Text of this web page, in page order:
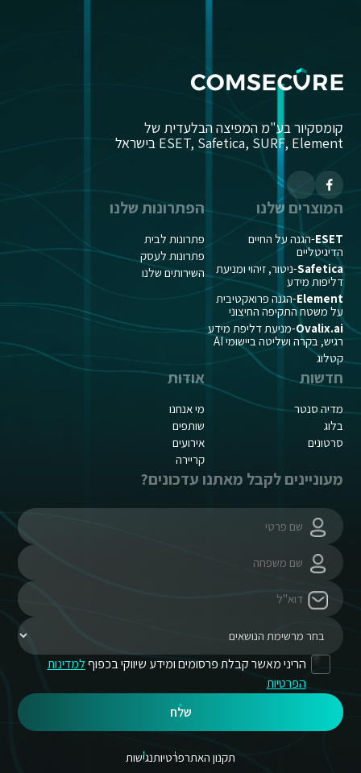
קומסקיור בע"מ המפיצה הבלעדית של
ESET, Safetica, SURF, Element בישראל
המוצרים שלנו
ESET-הגנה על החיים
הדיגיטליים
Safetica-ניטור, זיהוי ומניעת
דליפות מידע
Element-הגנה פרואקטיבית
על משטח התקיפה החיצוני
Ovalix.ai-מניעת דליפת מידע
רגיש, בקרה ושליטה ביישומי AI
קטלוג
הפתרונות שלנו
פתרונות לבית
פתרונות לעסק
השירותים שלנו
חדשות
מדיה סנטר
בלוג
סרטונים
אודות
מי אנחנו
שותפים
אירועים
קריירה
מעוניינים לקבל מאתנו עדכונים?
הריני מאשר קבלת פרסומים ומידע שיווקי בכפוףלמדינות
הפרטיות
שלח
תקנון האתרפרטיותנגישות